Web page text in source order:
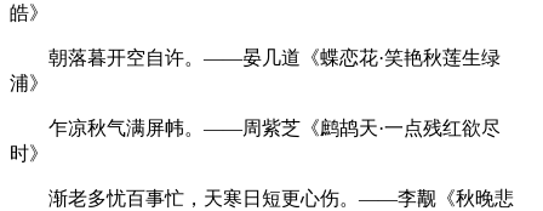
皓》
朝落暮开空自许。——晏几道《蝶恋花·笑艳秋莲生绿
浦》
乍凉秋气满屏帏。——周紫芝《鹧鸪天·一点残红欲尽
时》
渐老多忧百事忙，天寒日短更心伤。——李觏《秋晚悲